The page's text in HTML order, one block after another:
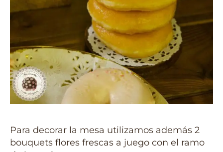
Para decorar la mesa utilizamos además 2
bouquets flores frescas a juego con el ramo